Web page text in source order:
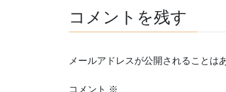
コメントを残す
メールアドレスが公開されることは
コメント ※